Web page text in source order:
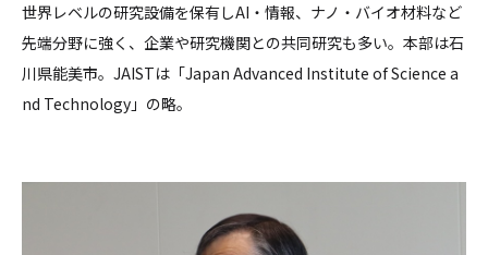
世界レベルの研究設備を保有しAI・情報、ナノ・バイオ材料など
先端分野に強く、企業や研究機関との共同研究も多い。本部は石
川県能美市。JAISTは「Japan Advanced Institute of Science a
nd Technology」の略。